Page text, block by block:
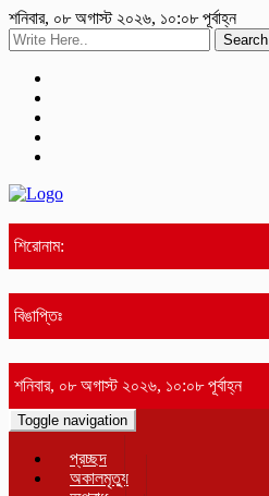
শনিবার, ০৮ অগাস্ট ২০২৬, ১০:০৮ পূর্বাহ্ন
Search
শিরোনাম:
বিঙাপ্তিঃ
শনিবার, ০৮ অগাস্ট ২০২৬, ১০:০৮ পূর্বাহ্ন
Toggle navigation
প্রচ্ছদ
অকালমৃত্যু